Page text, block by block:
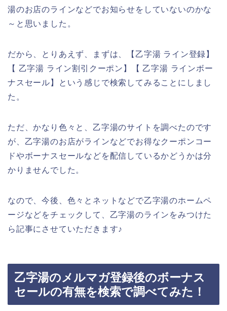
湯のお店のラインなどでお知らせをしていないのかな
～と思いました。
だから、とりあえず、まずは、【乙字湯 ライン登録】
【 乙字湯 ライン割引クーポン】【 乙字湯 ラインボー
ナスセール】という感じで検索してみることにしまし
た。
ただ、かなり色々と、乙字湯のサイトを調べたのです
が、乙字湯のお店がラインなどでお得なクーポンコー
ドやボーナスセールなどを配信しているかどうかは分
かりませんでした。
なので、今後、色々とネットなどで乙字湯のホームペ
ージなどをチェックして、乙字湯のラインをみつけた
ら記事にさせていただきます♪
乙字湯のメルマガ登録後のボーナス
セールの有無を検索で調べてみた！